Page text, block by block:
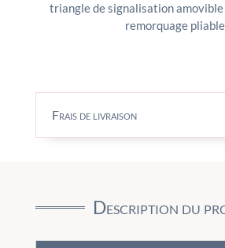
triangle de signalisation
remorquage
Frais de livraison
Description du